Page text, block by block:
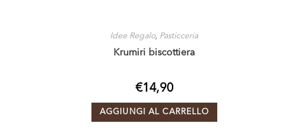
Idee Regalo, Pasticceria
Krumiri biscottiera
€14,90
AGGIUNGI AL CARRELLO